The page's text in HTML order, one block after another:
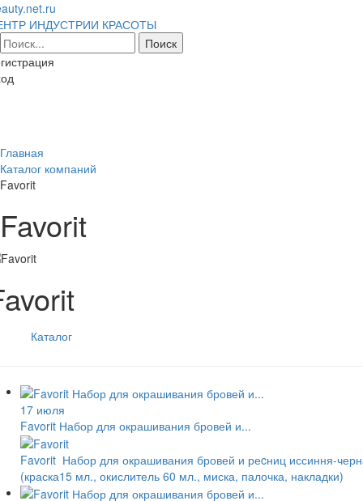
ИНДУСТРИИ КРАСОТЫ
Главная
Каталог компаний
Favorit
Favorit
Каталог
17 июля
Favorit Набор для окрашивания бровей и...
Favorit Набор для окрашивания бровей и реcниц иссиння-
(краска15 мл., окислитель 60 мл., миска, палочка, накладки)